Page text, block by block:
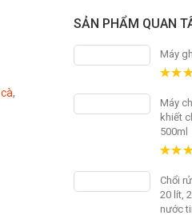
,
SẢN PHẨM QUAN
Máy
of 5
Máy
khiết
500ml
of 5
Chổi
20 lít,
nước